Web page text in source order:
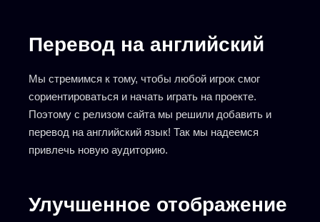
Перевод на английский
Мы стремимся к тому, чтобы любой игрок смог
сориентироваться и начать играть на проекте.
Поэтому с релизом сайта мы решили добавить и
перевод на английский язык! Так мы надеемся
привлечь новую аудиторию.
Улучшенное отображение